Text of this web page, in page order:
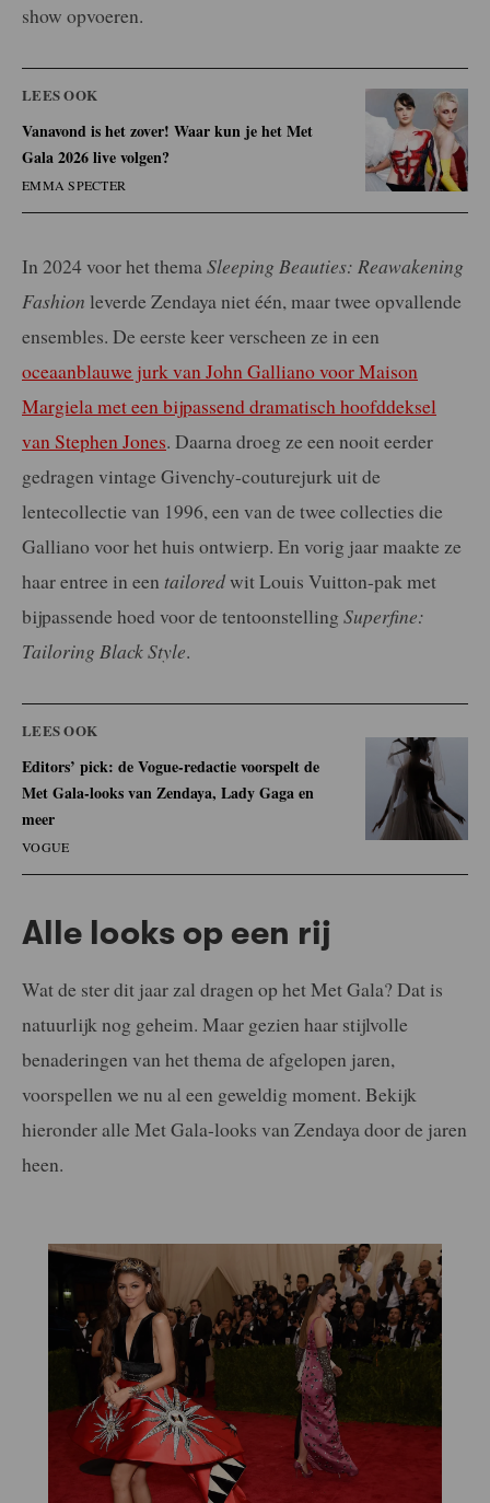
show opvoeren.
LEES OOK
Vanavond is het zover! Waar kun je het Met
Gala 2026 live volgen?
EMMA SPECTER
In 2024 voor het themaSleeping Beauties: Reawakening
Fashion leverde Zendaya niet één, maar twee opvallende
ensembles. De eerste keer verscheen ze in een
oceaanblauwe jurk van John Galliano voor Maison
Margiela met een bijpassend dramatisch hoofddeksel
van Stephen Jones. Daarna droeg ze een nooit eerder
gedragen vintage Givenchy-couturejurk uit de
lentecollectie van 1996, een van de twee collecties die
Galliano voor het huis ontwierp. En vorig jaar maakte ze
haar entree in een tailoredwit Louis Vuitton-pak met
bijpassende hoed voor de tentoonstelling Superfine:
Tailoring Black Style.
LEES OOK
Editors’ pick: de Vogue-redactie voorspelt de
Met Gala-looks van Zendaya, Lady Gaga en
meer
VOGUE
Alle looks op een rij
Wat de ster dit jaar zal dragen op het Met Gala? Dat is
natuurlijk nog geheim. Maar gezien haar stijlvolle
benaderingen van het thema de afgelopen jaren,
voorspellen we nu al een geweldig moment. Bekijk
hieronder alle Met Gala-looks van Zendaya door de jaren
heen.